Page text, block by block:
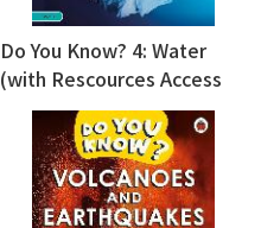
Do You Know? 4: Water
(with Rescources Access
Code)